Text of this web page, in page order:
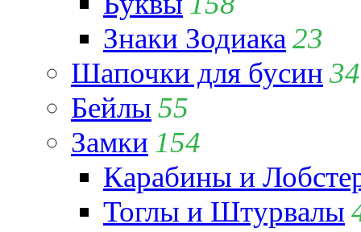
Знаки Зодиака 23
Шапочки для бусин 34
Бейлы 55
Замки 154
Карабины и
Тоглы и Штурвалы